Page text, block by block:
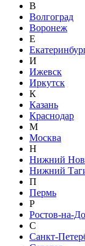
В
Волгоград
Воронеж
Е
И
Ижевск
Иркутск
К
Казань
Краснодар
М
Москва
Н
Нижний
Нижний
П
Пермь
Р
Ростов-на-
С
Санкт-